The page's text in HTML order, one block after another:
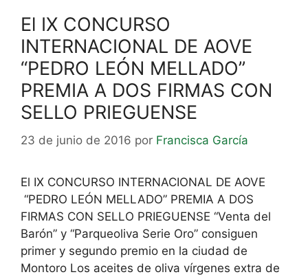
El IX CONCURSO
INTERNACIONAL DE AOVE
“PEDRO LEÓN MELLADO”
PREMIA A DOS FIRMAS CON
SELLO PRIEGUENSE
23 de junio de 2016 por Francisca García
El IX CONCURSO INTERNACIONAL DE AOVE
“PEDRO LEÓN MELLADO” PREMIA A DOS
FIRMAS CON SELLO PRIEGUENSE “Venta del
Barón” y “Parqueoliva Serie Oro” consiguen
primer y segundo premio en la ciudad de
Montoro Los aceites de oliva vírgenes extra de